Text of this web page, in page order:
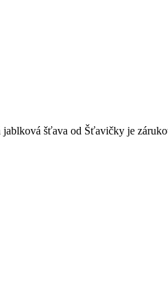
jablková šťava od Šťavičky je